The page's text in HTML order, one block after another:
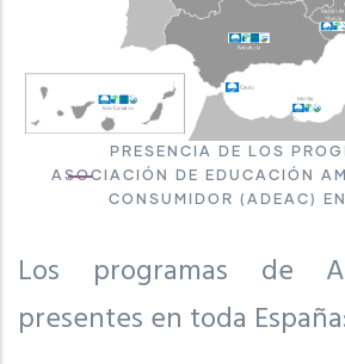
PRESENCIA DE LOS
ASOCIACIÓN DE EDUCACIÓN
CONSUMIDOR (ADEAC)
Los programas de
presentes en toda